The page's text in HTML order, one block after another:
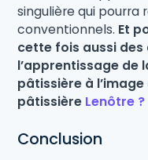
singulière qui pourra
conventionnels. Et
cette fois aussi
l’apprentissage de
pâtissière à
pâtissière Lenôtre ?
Conclusion